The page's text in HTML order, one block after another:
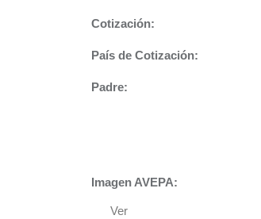
Cotización:
País de Cotización:
Padre:
Imagen AVEPA:
Ver